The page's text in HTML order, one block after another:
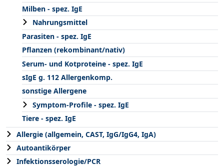
Milben - spez. IgE
Nahrungsmittel
Parasiten - spez. IgE
Pflanzen (rekombinant/nativ)
Serum- und Kotproteine - spez. IgE
sIgE g. 112 Allergenkomp.
sonstige Allergene
Symptom-Profile - spez. IgE
Tiere - spez. IgE
Allergie (allgemein, CAST, IgG/IgG4, IgA)
Autoantikörper
Infektionsserologie/PCR